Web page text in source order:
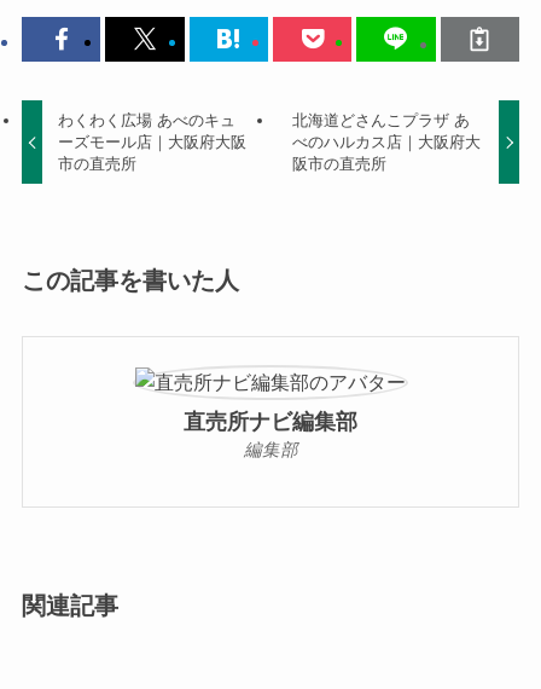
わくわく広場 あべのキュ
ーズモール店｜大阪府大阪
市の直売所
北海道どさんこプラザ あ
べのハルカス店｜大阪府大
阪市の直売所
この記事を書いた人
直売所ナビ編集部
編集部
関連記事